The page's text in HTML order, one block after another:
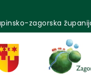
zagorska